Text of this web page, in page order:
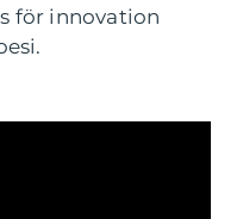
för innovation